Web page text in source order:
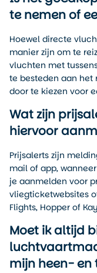
te nemen of
Hoewel directe
manier zijn om te
vluchten met
te besteden aan het
door te kiezen voor
Wat zijn
hiervoor
Prijsalerts zijn
mail of app,
je aanmelden voor
vliegticketwebsites
Flights, Hopper of
Moet ik altijd
mijn heen- en